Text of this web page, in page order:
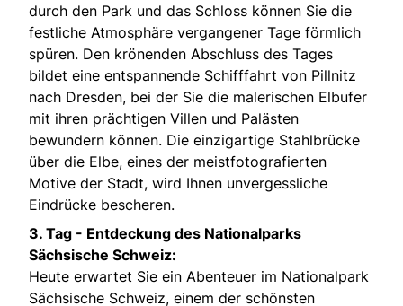
durch den Park und das Schloss können Sie die
festliche Atmosphäre vergangener Tage förmlich
spüren. Den krönenden Abschluss des Tages
bildet eine entspannende Schifffahrt von Pillnitz
nach Dresden, bei der Sie die malerischen Elbufer
mit ihren prächtigen Villen und Palästen
bewundern können. Die einzigartige Stahlbrücke
über die Elbe, eines der meistfotografierten
Motive der Stadt, wird Ihnen unvergessliche
Eindrücke bescheren.
3. Tag - Entdeckung des Nationalparks
Sächsische Schweiz:
Heute erwartet Sie ein Abenteuer im Nationalpark
Sächsische Schweiz, einem der schönsten